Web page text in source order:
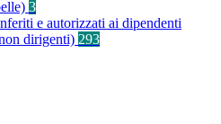
3
e autorizzati ai dipendenti
dirigenti) 293